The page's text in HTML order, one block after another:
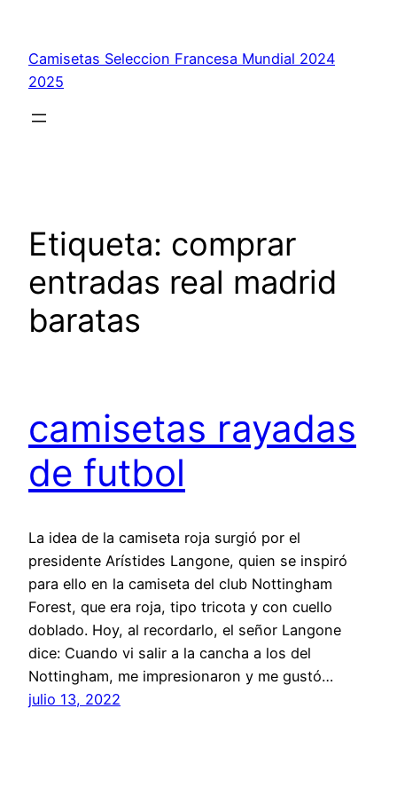
contenido
Camisetas Seleccion Francesa Mundial 2024
2025
Etiqueta: comprar
entradas real madrid
baratas
camisetas rayadas
de futbol
La idea de la camiseta roja surgió por el
presidente Arístides Langone, quien se inspiró
para ello en la camiseta del club Nottingham
Forest, que era roja, tipo tricota y con cuello
doblado. Hoy, al recordarlo, el señor Langone
dice: Cuando vi salir a la cancha a los del
Nottingham, me impresionaron y me gustó…
julio 13, 2022